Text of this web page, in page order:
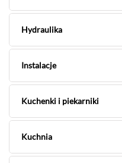
Hydraulika
Instalacje
Kuchenki i piekarniki
Kuchnia